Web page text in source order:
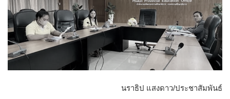
นราธิป แสงดาว/ประชาสัมพันธ์